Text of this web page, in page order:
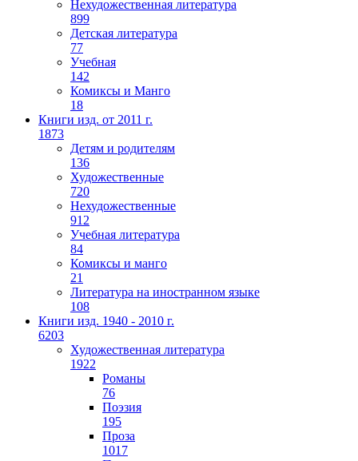
Нехудожественная литература
899
Детская литература
77
Учебная
142
Комиксы и Манго
18
Книги изд. от 2011 г.
1873
Детям и родителям
136
Художественные
720
Нехудожественные
912
Учебная литература
84
Комиксы и манго
21
Литература на иностранном языке
108
Книги изд. 1940 - 2010 г.
6203
Художественная литература
1922
Романы
76
Поэзия
195
Проза
1017